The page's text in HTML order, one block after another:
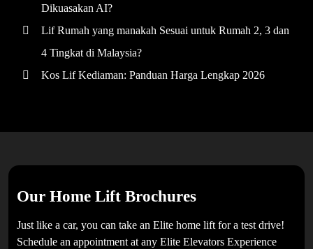
Dikuasakan AI?
Lif Rumah yang manakah Sesuai untuk Rumah 2, 3 dan
4 Tingkat di Malaysia?
Kos Lif Kediaman: Panduan Harga Lengkap 2026
Our Home Lift Brochures
Just like a car, you can take an Elite home lift for a test drive!
Schedule an appointment at any Elite Elevators Experience